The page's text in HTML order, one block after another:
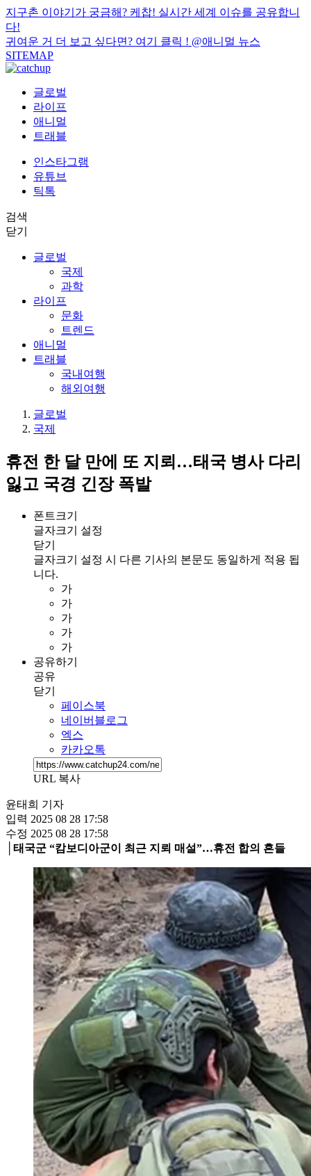
지구촌 이야기가 궁금해? 케찹! 실시간 세계 이슈를 공유합니
다!
귀여운 거 더 보고 싶다면? 여기 클릭 ! @애니멀 뉴스
SITEMAP
글로벌
라이프
애니멀
트래블
인스타그램
유튜브
틱톡
검색
닫기
글로벌
국제
과학
라이프
문화
트렌드
애니멀
트래블
국내여행
해외여행
글로벌
국제
휴전 한 달 만에 또 지뢰…태국 병사 다리
잃고 국경 긴장 폭발
폰트크기
글자크기 설정
닫기
글자크기 설정 시 다른 기사의 본문도 동일하게 적용 됩
니다.
가
가
가
가
가
공유하기
공유
닫기
페이스북
네이버블로그
엑스
카카오톡
URL 복사
윤태희 기자
입력 2025 08 28 17:58
수정 2025 08 28 17:58
│태국군 “캄보디아군이 최근 지뢰 매설”…휴전 합의 흔들